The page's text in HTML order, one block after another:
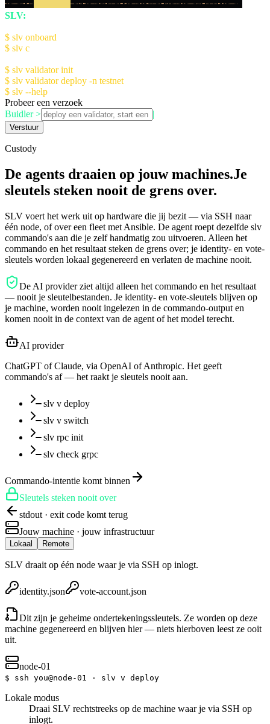
SLV:
$ slv onboard
$ slv c
$ slv validator init
$ slv validator deploy -n testnet
$ slv --help
Probeer een verzoek
Buidler >
|
Verstuur
Custody
De agents draaien op jouw machines.Je
sleutels steken nooit de grens over.
SLV voert het werk uit op hardware die jij bezit — via SSH naar
één node, of over een fleet met Ansible. De agent roept dezelfde slv
commando's aan die je zelf handmatig zou uitvoeren. Alleen het
commando en het resultaat steken de grens over; je identity- en vote-
sleutels worden lokaal gegenereerd en verlaten de machine nooit.
De AI provider ziet altijd alleen het commando en het resultaat
— nooit je sleutelbestanden. Je identity- en vote-sleutels blijven op
je machine, worden nooit ingelezen in de commando-output en
komen nooit in de context van de agent of het model terecht.
AI provider
ChatGPT of Claude, via OpenAI of Anthropic. Het geeft
commando's af — het raakt je sleutels nooit aan.
slv v deploy
slv v switch
slv rpc init
slv check grpc
Commando-intentie komt binnen
Sleutels steken nooit over
stdout · exit code komt terug
Jouw machine · jouw infrastructuur
Lokaal Remote
SLV draait op één node waar je via SSH op inlogt.
identity.json vote-account.json
Dit zijn je geheime ondertekeningssleutels. Ze worden op deze
machine gegenereerd en blijven hier — niets hierboven leest ze ooit
uit.
node-01
$ ssh you@node-01 · slv v deploy
Lokale modus
Draai SLV rechtstreeks op de machine waar je via SSH op
inlogt.